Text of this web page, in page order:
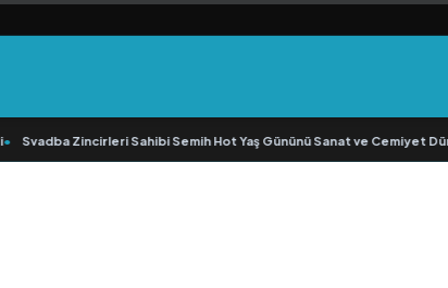
Svadba Zincirleri Sahibi Semih Hot Yaş Gününü Sanat ve Cemiyet